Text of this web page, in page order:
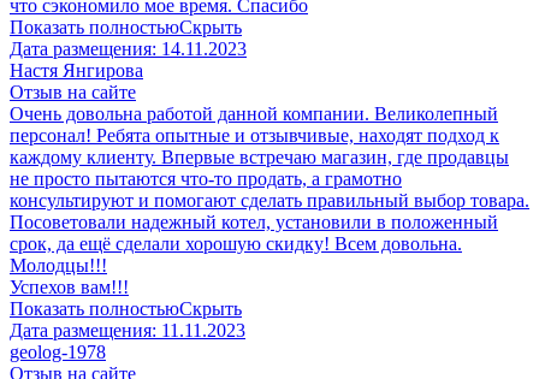
что сэкономило мое время. Спасибо
Показать полностьюСкрыть
Дата размещения: 14.11.2023
​Настя Янгирова
Отзыв на сайте
Очень довольна работой данной компании. Великолепный
персонал! Ребята опытные и отзывчивые, находят подход к
каждому клиенту. Впервые встречаю магазин, где продавцы
не просто пытаются что-то продать, а грамотно
консультируют и помогают сделать правильный выбор товара.
Посоветовали надежный котел, установили в положенный
срок, да ещё сделали хорошую скидку! Всем довольна.
Молодцы!!!
Успехов вам!!!
Показать полностьюСкрыть
Дата размещения: 11.11.2023
geolog-1978
Отзыв на сайте